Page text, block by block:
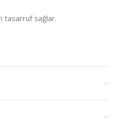
tasarruf sağlar.